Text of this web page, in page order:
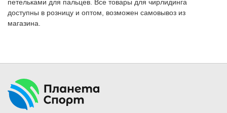
петельками для пальцев. Все товары для чирлидинга
доступны в розницу и оптом, возможен самовывоз из
магазина.